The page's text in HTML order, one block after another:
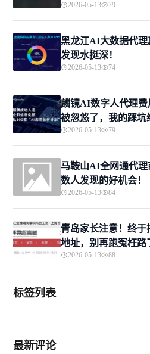
2026-05-13 79
黑龙江AI大数据代理
发现水挺深！
2026-05-13 74
麟镜AI数字人代理
被忽悠了，我的踩坑
2026-05-13 79
马鞍山AI全网通代
数人发现的好机会！
2026-05-13 84
青岛家长注意！终
地址，别再跑冤枉路
2026-05-13 88
标签列表
最新评论